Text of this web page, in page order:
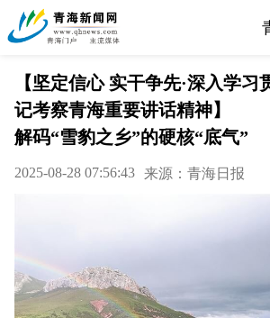
【坚定信心 实干争先·深入学
记考察青海重要讲话精神】
解码“雪豹之乡”的硬核“底气”
2025-08-28 07:56:43 来源：青海日报